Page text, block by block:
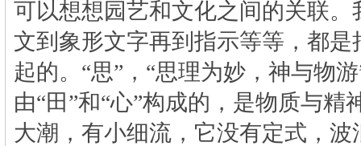
可以想想园艺和文化之间的关联。
文到象形文字再到指示等等，都是
起的。“思”，“思理为妙，神与物
由“田”和“心”构成的，是物质与精
大潮，有小细流，它没有定式，